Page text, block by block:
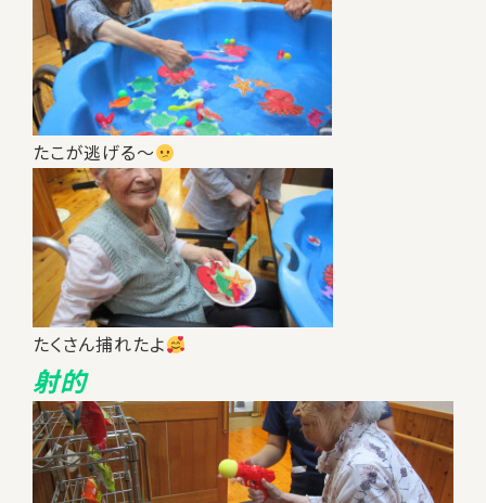
たこが逃げる～
たくさん捕れたよ
射的